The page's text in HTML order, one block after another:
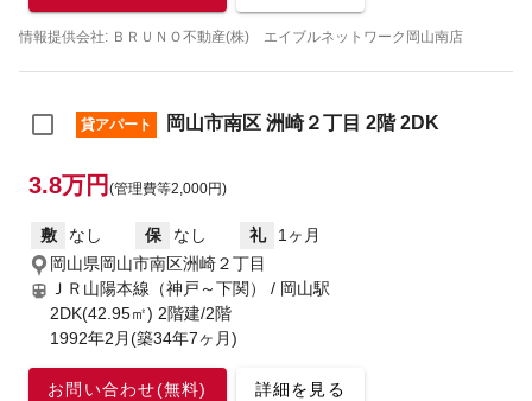
情報提供会社: ＢＲＵＮＯ不動産(株) エイブルネットワーク岡山南店
貸アパート 岡山市南区 洲崎２丁目 2階 2DK
3.8万円 (管理費等2,000円)
敷 なし 保 なし 礼
1ヶ月
岡山県岡山市南区洲崎２丁目
ＪＲ山陽本線（神戸～下関） / 岡山駅
2DK(42.95㎡) 2階建/2階
1992年2月(築34年7ヶ月)
お問い合わせ(無料) 詳細を見る